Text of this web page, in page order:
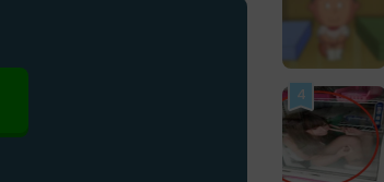
4